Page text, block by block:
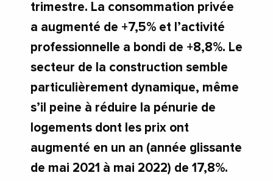
trimestre. La consommation privée
a augmenté de +7,5% et l’activité
professionnelle a bondi de +8,8%. Le
secteur de la construction semble
particulièrement dynamique, même
s’il peine à réduire la pénurie de
logements dont les prix ont
augmenté en un an (année glissante
de mai 2021 à mai 2022) de 17,8%.